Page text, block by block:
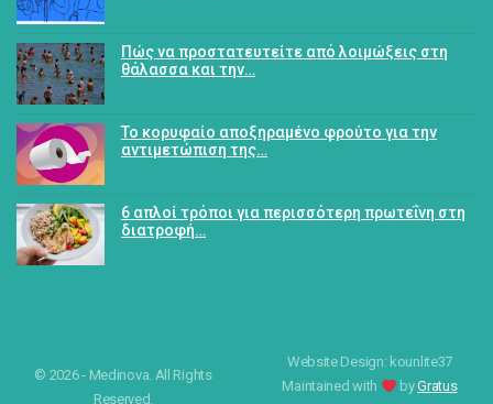
Πώς να προστατευτείτε από λοιμώξεις στη
θάλασσα και την…
Το κορυφαίο αποξηραμένο φρούτο για την
αντιμετώπιση της…
6 απλοί τρόποι για περισσότερη πρωτεΐνη στη
διατροφή…
© 2026 - Medinova. All Rights
Reserved.
Website Design: kounlite37
Maintained with
byGratus